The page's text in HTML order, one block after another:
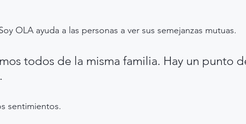
OLA ayuda a las personas a ver sus semejanzas mutuas.
todos de la misma familia. Hay un punto
sentimientos.